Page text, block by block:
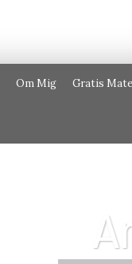
Om Mig Gratis